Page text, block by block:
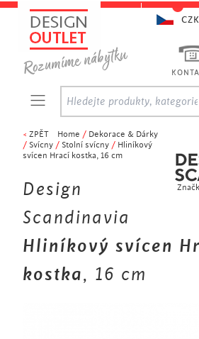
< ZPĚT Home / Dekorace & Dárky
/ Svícny / Stolní svícny / Hliníkový
svícen Hrací kostka, 16 cm
Design
Scandinavia
Hliníkový svícen
kostka, 16 cm
CZK